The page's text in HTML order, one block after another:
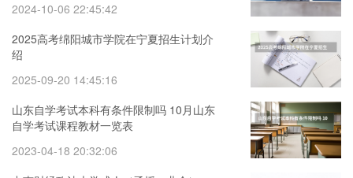
2024-10-06 22:45:42
2025高考绵阳城市学院在宁夏招生计划介
绍
2025-09-20 14:45:16
山东自学考试本科有条件限制吗 10月山东
自学考试课程教材一览表
2023-04-18 20:32:06